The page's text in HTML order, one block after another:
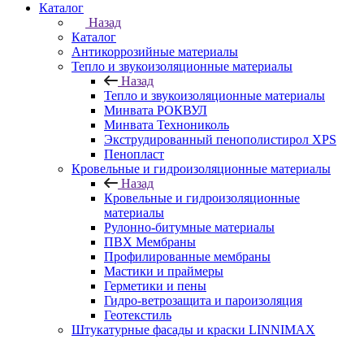
Каталог
Назад
Каталог
Антикоррозийные материалы
Тепло и звукоизоляционные материалы
Назад
Тепло и звукоизоляционные материалы
Минвата РОКВУЛ
Минвата Технониколь
Экструдированный пенополистирол XPS
Пенопласт
Кровельные и гидроизоляционные материалы
Назад
Кровельные и гидроизоляционные
материалы
Рулонно-битумные материалы
ПВХ Мембраны
Профилированные мембраны
Мастики и праймеры
Герметики и пены
Гидро-ветрозащита и пароизоляция
Геотекстиль
Штукатурные фасады и краски LINNIMAX